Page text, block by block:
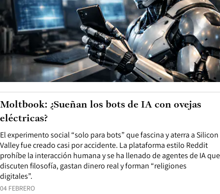
04 FEBRERO
El experimento social “solo para bots” que fascina y aterra a Silicon
Valley fue creado casi por accidente. La plataforma estilo Reddit
prohíbe la interacción humana y se ha llenado de agentes de IA que
discuten filosofía, gastan dinero real y forman “religiones
digitales”.
Moltbook: ¿Sueñan los bots de IA con ovejas
eléctricas?